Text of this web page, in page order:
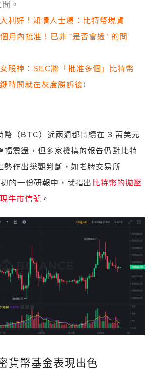
。
大利好！知情人士爆：比特幣現貨
月內批准！已非 “是否會過” 的問
女股神：SEC將「批准多個」比特幣
時間就在灰度勝訴後）
幣（BTC）近兩週都持續在 3 萬美元
幅震盪，但多家機構的報告仍對比特
勢作出樂觀判斷，如老牌交易所
的一份研報中，就指出 比特幣的拋壓
牛市信號 。
貨幣基金表現出色